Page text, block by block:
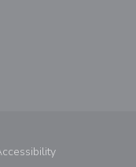
new window))
((opens in a new